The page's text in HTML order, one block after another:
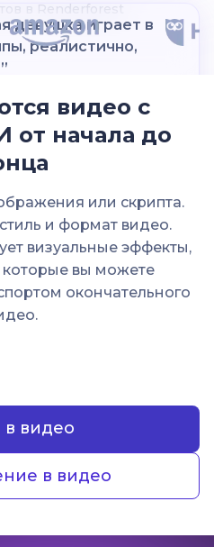
к океану, доска
кадр.
атмосфера.”
в Renderforest
видео с
начала до
или скрипта.
и формат видео.
визуальные эффекты,
которые вы можете
окончательного
в видео
в видео